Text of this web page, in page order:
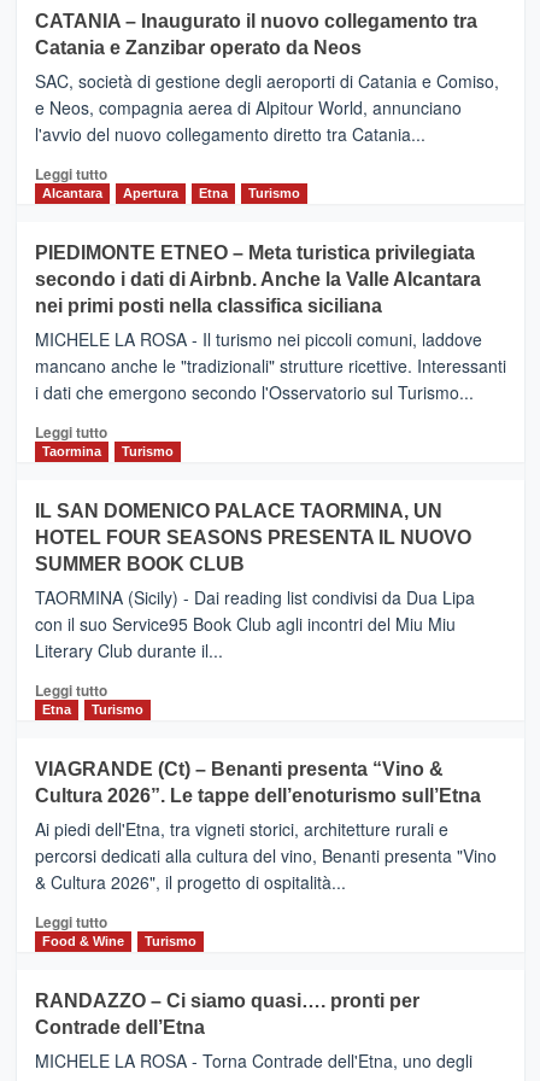
CATANIA – Inaugurato il nuovo collegamento tra
Catania e Zanzibar operato da Neos
SAC, società di gestione degli aeroporti di Catania e Comiso,
e Neos, compagnia aerea di Alpitour World, annunciano
l'avvio del nuovo collegamento diretto tra Catania...
Leggi tuttoLeggi
CATANIA
–
Inaugurato
il
nuovo
collegamento
tra
e
Zanzibar
da
Neos
Alcantara Apertura Etna Turismo
PIEDIMONTE ETNEO – Meta turistica privilegiata
secondo i dati di Airbnb. Anche la Valle Alcantara
nei primi posti nella classifica siciliana
MICHELE LA ROSA - Il turismo nei piccoli comuni, laddove
mancano anche le "tradizionali" strutture ricettive. Interessanti
i dati che emergono secondo l'Osservatorio sul Turismo...
Leggi tuttoLeggi
PIEDIMONTE
ETNEO
–
Meta
turistica
privilegiata
secondo
dati
di
Anche
la
Alcantara
nei
primi
nella
classifica
Taormina Turismo
IL SAN DOMENICO PALACE TAORMINA, UN
HOTEL FOUR SEASONS PRESENTA IL NUOVO
SUMMER BOOK CLUB
TAORMINA (Sicily) - Dai reading list condivisi da Dua Lipa
con il suo Service95 Book Club agli incontri del Miu Miu
Literary Club durante il...
Leggi tuttoLeggi
di
IL
SAN
DOMENICO
PALACE
TAORMINA,
UN
HOTEL
FOUR
IL
NUOVO
SUMMER
Etna Turismo
VIAGRANDE (Ct) – Benanti presenta “Vino &
Cultura 2026”. Le tappe dell’enoturismo sull’Etna
Ai piedi dell'Etna, tra vigneti storici, architetture rurali e
percorsi dedicati alla cultura del vino, Benanti presenta "Vino
& Cultura 2026", il progetto di ospitalità...
Leggi tuttoLeggi
di
VIAGRANDE
(Ct)
–
Food & Wine Turismo
RANDAZZO – Ci siamo quasi…. pronti per
Contrade dell’Etna
MICHELE LA ROSA - Torna Contrade dell'Etna, uno degli